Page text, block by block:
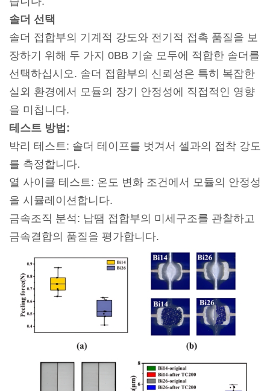
솔더 선택
솔더 접합부의 기계적 강도와 전기적 접촉 품질을 보
장하기 위해 두 가지 0BB 기술 모두에 적합한 솔더를
선택하십시오. 솔더 접합부의 신뢰성은 특히 복잡한
실외 환경에서 모듈의 장기 안정성에 직접적인 영향
을 미칩니다.
테스트 방법:
박리 테스트: 솔더 테이프를 벗겨서 셀과의 접착 강도
를 측정합니다.
열 사이클 테스트: 온도 변화 조건에서 모듈의 안정성
을 시뮬레이션합니다.
금속조직 분석: 납땜 접합부의 미세구조를 관찰하고
금속결합의 품질을 평가합니다.